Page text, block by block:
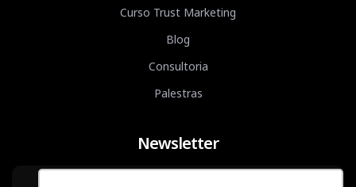
Curso Trust Marketing
Blog
Consultoria
Palestras
Newsletter